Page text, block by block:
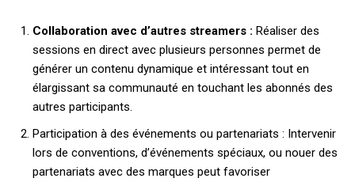
Collaboration avec d’autres streamers : Réaliser des
sessions en direct avec plusieurs personnes permet de
générer un contenu dynamique et intéressant tout en
élargissant sa communauté en touchant les abonnés des
autres participants.
Participation à des événements ou partenariats : Intervenir
lors de conventions, d’événements spéciaux, ou nouer des
partenariats avec des marques peut favoriser